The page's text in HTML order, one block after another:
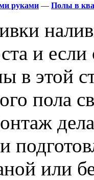
руками — Полы в
и
в этой
пола
или